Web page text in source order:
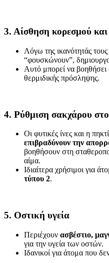
3. Αίσθηση κορεσμού και
Λόγω της ικανότητάς
“φουσκώνουν”,
Αυτό μπορεί να βοηθήσει
θερμιδικής πρόσληψης.
4. Ρύθμιση σακχάρου
Οι φυτικές ίνες και η
επιβραδύνουν την
βοηθήσουν στη
αίμα.
Ιδιαίτερα χρήσιμοι για
τύπου 2.
5. Οστική υγεία
Περιέχουν ασβέστιο,
για την υγεία των οστών.
Ιδανικοί για άτομα που